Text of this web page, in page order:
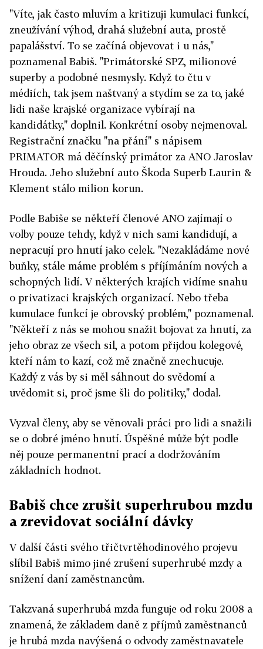
"Víte, jak často mluvím a kritizuji kumulaci funkcí,
zneužívání výhod, drahá služební auta, prostě
papalášství. To se začíná objevovat i u nás,"
poznamenal Babiš. "Primátorské SPZ, milionové
superby a podobné nesmysly. Když to čtu v
médiích, tak jsem naštvaný a stydím se za to, jaké
lidi naše krajské organizace vybírají na
kandidátky," doplnil. Konkrétní osoby nejmenoval.
Registrační značku "na přání" s nápisem
PRIMATOR má děčínský primátor za ANO Jaroslav
Hrouda. Jeho služební auto Škoda Superb Laurin &
Klement stálo milion korun.
Podle Babiše se někteří členové ANO zajímají o
volby pouze tehdy, když v nich sami kandidují, a
nepracují pro hnutí jako celek. "Nezakládáme nové
buňky, stále máme problém s příjímáním nových a
schopných lidí. V některých krajích vidíme snahu
o privatizaci krajských organizací. Nebo třeba
kumulace funkcí je obrovský problém," poznamenal.
"Někteří z nás se mohou snažit bojovat za hnutí, za
jeho obraz ze všech sil, a potom přijdou kolegové,
kteří nám to kazí, což mě značně znechucuje.
Každý z vás by si měl sáhnout do svědomí a
uvědomit si, proč jsme šli do politiky," dodal.
Vyzval členy, aby se věnovali práci pro lidi a snažili
se o dobré jméno hnutí. Úspěšné může být podle
něj pouze permanentní prací a dodržováním
základních hodnot.
Babiš chce zrušit superhrubou mzdu
a zrevidovat sociální dávky
V další části svého třičtvrtěhodinového projevu
slíbil Babiš mimo jiné zrušení superhrubé mzdy a
snížení daní zaměstnancům.
Takzvaná superhrubá mzda funguje od roku 2008 a
znamená, že základem daně z příjmů zaměstnanců
je hrubá mzda navýšená o odvody zaměstnavatele